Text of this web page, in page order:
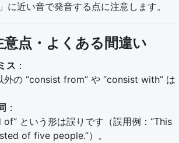
に近い音で発音する点に注意します。
点・よくある間違い
ス ：
外の “consist from” や “consist with” は
：
という形は誤りです（誤用例：“This
of five people.”）。